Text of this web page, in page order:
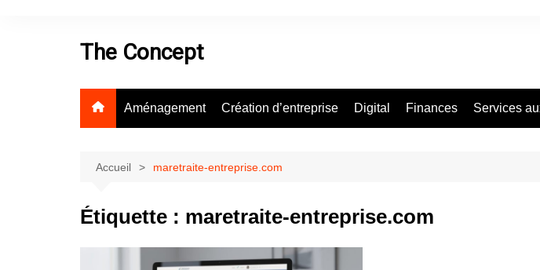
The Concept
Aménagement Création d’entreprise Digital Finances Services
Accueil maretraite-entreprise.com
Étiquette : maretraite-entreprise.com